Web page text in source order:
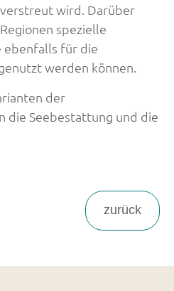
wird. Darüber
spezielle
ebenfalls für die
werden können.
der
die Seebestattung und die